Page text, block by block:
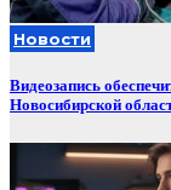
Новости
Видеозапись
Новосибирской